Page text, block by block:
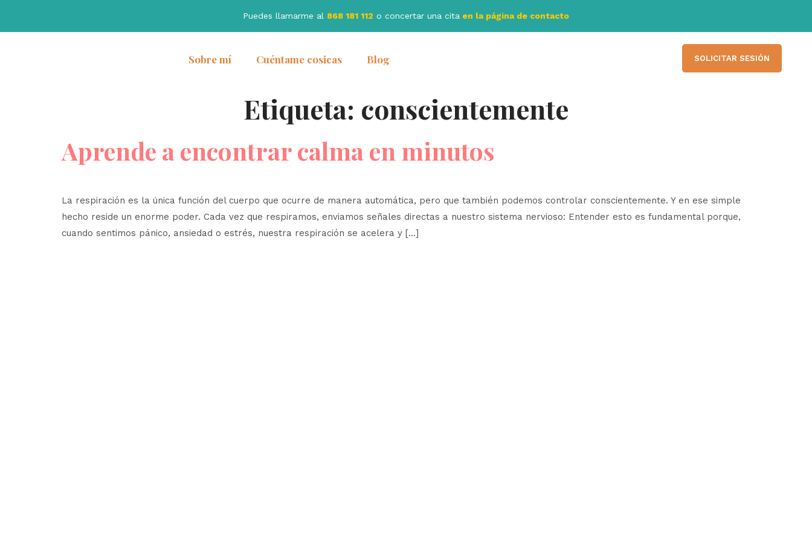
Puedes llamarme al 868 181 112 o concertar una cita en la página de contacto
Sobre mí Cuéntame cosicas Blog SOLICITAR SESIÓN
Etiqueta: conscientemente
Aprende a encontrar calma en minutos
La respiración es la única función del cuerpo que ocurre de manera automática, pero que también podemos controlar conscientemente. Y en ese simple
hecho reside un enorme poder. Cada vez que respiramos, enviamos señales directas a nuestro sistema nervioso: Entender esto es fundamental porque,
cuando sentimos pánico, ansiedad o estrés, nuestra respiración se acelera y […]